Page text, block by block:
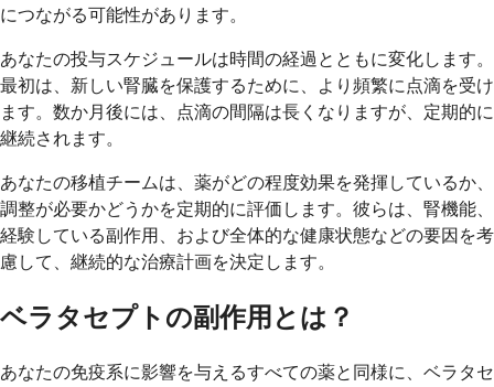
につながる可能性があります。
あなたの投与スケジュールは時間の経過とともに変化します。
最初は、新しい腎臓を保護するために、より頻繁に点滴を受け
ます。数か月後には、点滴の間隔は長くなりますが、定期的に
継続されます。
あなたの移植チームは、薬がどの程度効果を発揮しているか、
調整が必要かどうかを定期的に評価します。彼らは、腎機能、
経験している副作用、および全体的な健康状態などの要因を考
慮して、継続的な治療計画を決定します。
ベラタセプトの副作用とは？
あなたの免疫系に影響を与えるすべての薬と同様に、ベラタセ